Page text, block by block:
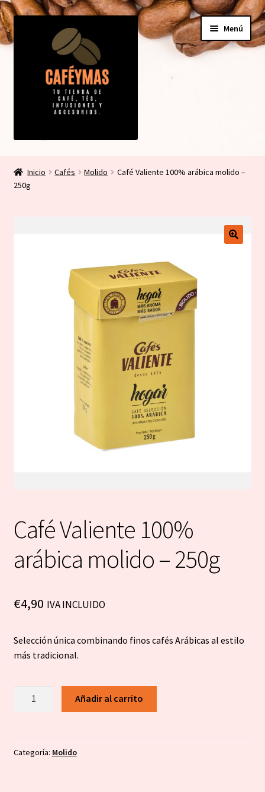
Ir
a
navegación
Ir
al
contenido
Menú
el
Mi cuenta
hijo
Inicio Cafés Molido
Café Valiente 100% arábica molido –
250g
Café Valiente 100%
arábica molido – 250g
€4,90 IVA INCLUIDO
Selección única combinando finos cafés Arábicas al estilo
más tradicional.
molido
Añadir al carrito
Categoría: Molido